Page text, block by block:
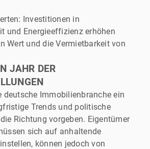
Investitionen in
und Energieeffizienz erhöhen
Wert und die Vermietbarkeit von
JAHR DER
deutsche Immobilienbranche ein
Trends und politische
Richtung vorgeben. Eigentümer
sich auf anhaltende
können jedoch von